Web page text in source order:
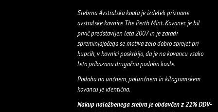
Srebrna Avstralska koala je izdelek priznane
avstralske kovnice The Perth Mint. Kovanec je bil
prvič predstavljen leta 2007 in je zaradi
spreminjajočega se motiva zelo dobro sprejet pri
kupcih, v kovnici poskrbijo, da je na kovancu vsako
leto prikazana drugačna podoba koale.
Podoba na unčnem, polunčnem in kilogramskem
kovancu je identična.
Nakup naložbenega srebra je obdavčen z 22% DDV-